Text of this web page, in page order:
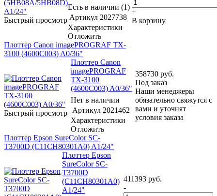
Быстрый просмотр
Есть в наличии (1)
Артикул 2027738
Характеристики
Отложить
+
В корзину
Плоттер Canon imagePROGRAF TX-
3100 (4600C003) A0/36"
Быстрый просмотр
Плоттер Canon
imagePROGRAF
TX-3100
(4600C003) A0/36"
Нет в наличии
Артикул 2021462
Характеристики
Отложить
358730 руб.
Под заказ
Наши менеджеры
обязательно свяжутся с
вами и уточнят
условия заказа
Плоттер Epson SureColor SC-
T3700D (C11CH80301A0) A1/24"
Плоттер Epson
SureColor SC-
T3700D
(C11CH80301A0)
A1/24"
411393 руб.
-